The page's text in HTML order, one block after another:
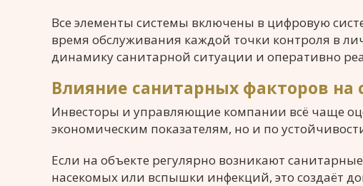
Все элементы системы включены в цифровую
время обслуживания каждой точки контроля в
динамику санитарной ситуации и оперативно
Влияние санитарных факторов на
Инвесторы и управляющие компании всё чаще
экономическим показателям, но и по
Если на объекте регулярно возникают
насекомых или вспышки инфекций, это создаёт